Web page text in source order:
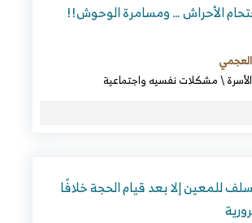
الأحراش … ومسامرة الوحوش!!
\مشكلات نفسيه واجتماعية
للمعين إلا بعد قيام الحجة خلافًا